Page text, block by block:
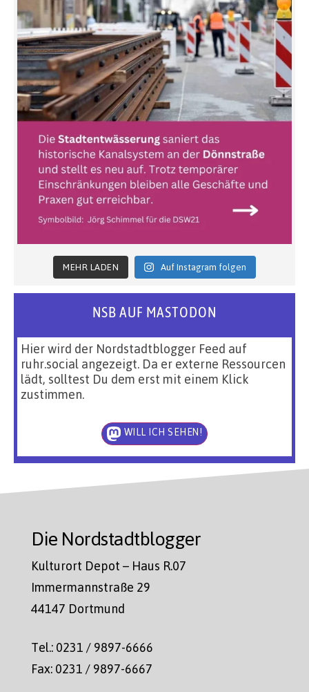
MEHR LADEN Auf Instagram folgen
NSB AUF MASTODON
Hier wird der Nordstadtblogger Feed auf
ruhr.social angezeigt. Da er externe Ressourcen
lädt, solltest Du dem erst mit einem Klick
zustimmen.
WILL ICH SEHEN!
Die Nordstadtblogger
Kulturort Depot – Haus R.07
Immermannstraße 29
44147 Dortmund
Tel.: 0231 / 9897-6666
Fax: 0231 / 9897-6667